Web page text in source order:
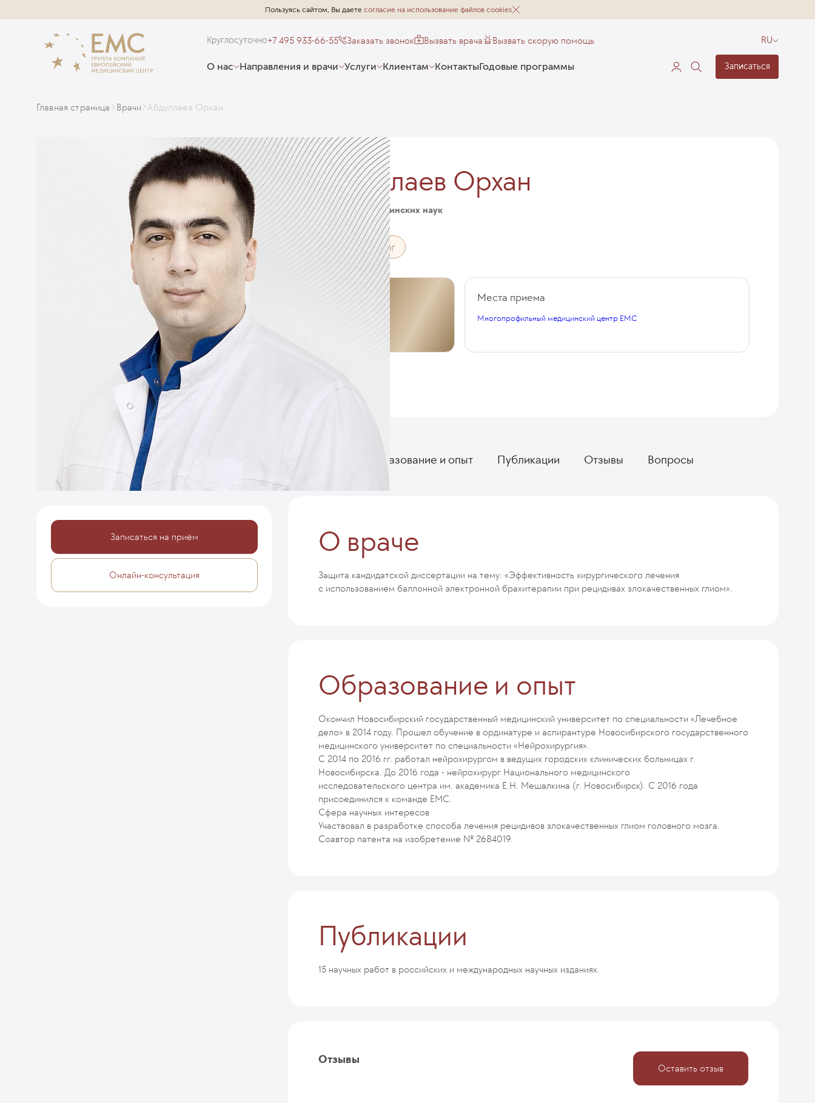
Пользуясь сайтом, Вы даете согласие на использование файлов cookies
Круглосуточно+7 495 933-66-55 Заказать звонок Вызвать врача Вызвать скорую помощь RU
О нас Направления и врачи Услуги Клиентам КонтактыГодовые программы Записаться
Главная страница Врачи Абдуллаев Орхан
Записаться на приём
Онлайн-консультация
Абдуллаев Орхан
Кандидат медицинских наук
Нейрохирург
Общий стаж
12 лет
Места приема
Многопрофильный медицинский центр EMC
Образование и опыт Публикации Отзывы Вопросы
О враче
Защита кандидатской диссертации на тему: «Эффективность хирургического лечения
с использованием баллонной электронной брахитерапии при рецидивах злокачественных глиом».
Образование и опыт
Окончил Новосибирский государственный медицинский университет по специальности «Лечебное
дело» в 2014 году. Прошел обучение в ординатуре и аспирантуре Новосибирского государственного
медицинского университет по специальности «Нейрохирургия».
С 2014 по 2016 гг. работал нейрохирургом в ведущих городских клинических больницах г.
Новосибирска. До 2016 года - нейрохирург Национального медицинского
исследовательского центра им. академика Е.Н. Мешалкина (г. Новосибирск). С 2016 года
присоединился к команде ЕМС.
Сфера научных интересов
Участвовал в разработке способа лечения рецидивов злокачественных глиом головного мозга.
Соавтор патента на изобретение № 2684019.
Публикации
15 научных работ в российских и международных научных изданиях.
Отзывы
Оставить отзыв